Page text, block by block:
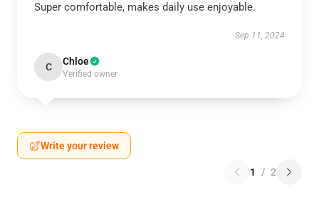
Super comfortable, makes daily use enjoyable.
Sep 11, 2024
C Chloe
Verified owner
Write your review
1 / 2